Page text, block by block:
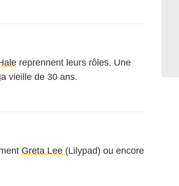
reprennent leurs rôles. Une
vieille de 30 ans.
Greta Lee (Lilypad) ou encore